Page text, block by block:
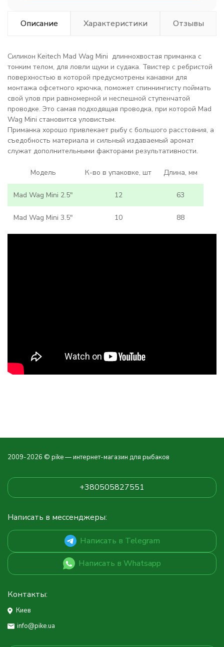
Описание Характеристики Отзывы
Силикон Keitech Mad Wag Mini длиннохвостая приманка с
тонким телом, для ловли щуки и судака. Твистер с ребристой
поверхностью в которой предусмотрены канавки для
монтажа офсетного крючка, поможет спиннингисту поймать
свой улов при равномерной и неспешной ступенчатой
проводке. Это самая подходящая проводка, при которой Mad
Wag Mini становится уловистым.
Приманка хорошо привлекает рыбу с большого расстояния, а
съедобность материала и сильный издаваемый аромат
служат дополнительными факторами результативности.
Модель К-во в упаковке, шт Длина, мм
Mad Wag Mini 2.5" 12 63
Mad Wag Mini 3.5" 10 88
2009-2026 © pike — интернет-магазин для рыбаков
+380505827551
Написать в мессенджеры:
Написать в Telegram
Написать в Whatsapp
Контакты:
Киев
info@pike.ua